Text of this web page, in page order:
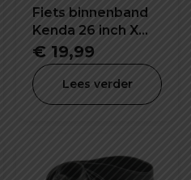
Fiets binnenband
Kenda 26 inch X
4.0 K1188
€ 19,99
Lees verder